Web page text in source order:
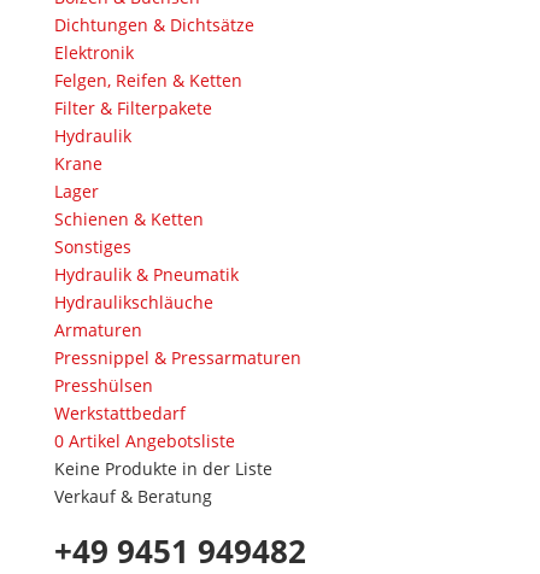
Dichtungen & Dichtsätze
Elektronik
Felgen, Reifen & Ketten
Filter & Filterpakete
Hydraulik
Krane
Lager
Schienen & Ketten
Sonstiges
Hydraulik & Pneumatik
Hydraulikschläuche
Armaturen
Pressnippel & Pressarmaturen
Presshülsen
Werkstattbedarf
0Artikel Angebotsliste
Keine Produkte in der Liste
Verkauf & Beratung
+49 9451 949482